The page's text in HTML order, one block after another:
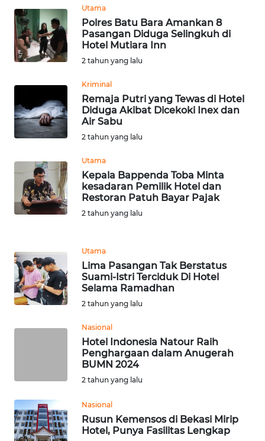
Utama
Polres Batu Bara Amankan 8
Pasangan Diduga Selingkuh di
Hotel Mutiara Inn
2 tahun yang lalu
Kriminal
Remaja Putri yang Tewas di Hotel
Diduga Akibat Dicekoki Inex dan
Air Sabu
2 tahun yang lalu
Utama
Kepala Bappenda Toba Minta
kesadaran Pemilik Hotel dan
Restoran Patuh Bayar Pajak
2 tahun yang lalu
Utama
Lima Pasangan Tak Berstatus
Suami-Istri Terciduk Di Hotel
Selama Ramadhan
2 tahun yang lalu
Nasional
Hotel Indonesia Natour Raih
Penghargaan dalam Anugerah
BUMN 2024
2 tahun yang lalu
Nasional
Rusun Kemensos di Bekasi Mirip
Hotel, Punya Fasilitas Lengkap
KARO
WN
SIMALUNGUN
LABUHANBATU
WN
TENGAH
WN DELI
SERDANG
TINGGI
WN
PAKPAK
WN
BOGOR